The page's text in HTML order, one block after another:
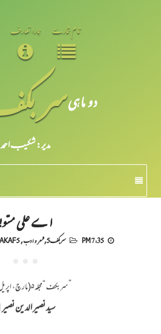
تمام شمارے ہمارا تعارف
دو ماہیسر
مدیر: شکیبـ احمد
اے علی مستو!
7:35 PM سربکف5 ,شعر و ادب,
5
”سربکف “مجلہ۵(مارچ، اپریل ۲۰۱۶)
سید نصیر الدین